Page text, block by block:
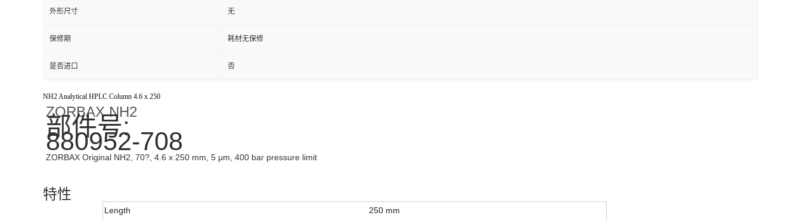
外形尺寸 无
保修期 耗材无保修
是否进口 否
NH2 Analytical HPLC Column 4.6 x 250
ZORBAX NH2
部件号:
880952-708
ZORBAX Original NH2, 70?, 4.6 x 250 mm, 5 μm, 400 bar pressure limit
特性
Length
250 mm